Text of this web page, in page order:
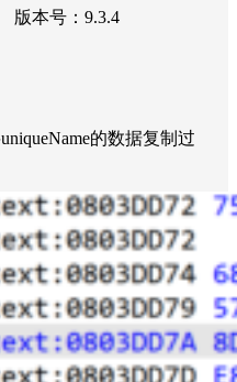
版本号：9.3.4
的数据复制过